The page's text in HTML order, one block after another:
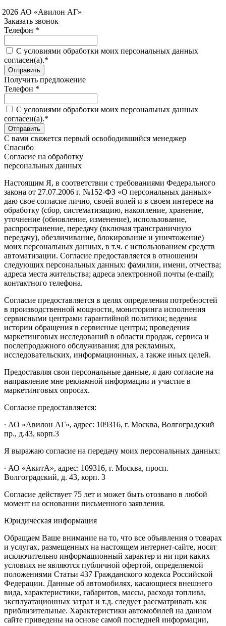
АО «Авилон АГ»
Заказать звонок
Телефон *
C условиями обработки моих персональных данных
согласен(а).*
Получить предложение
Телефон *
C условиями обработки моих персональных данных
согласен(а).*
С вами свяжется первый освободившийся менеджер
Спасибо
Согласие на обработку
персональных данных
Настоящим Я, в соответствии с требованиями Федерального
закона от 27.07.2006 г. №152-ФЗ «О персональных данных»
даю свое согласие лично, своей волей и в своем интересе на
обработку (сбор, систематизацию, накопление, хранение,
уточнение (обновление, изменение), использование,
распространение, передачу (включая трансграничную
передачу), обезличивание, блокирование и уничтожение)
моих персональных данных, в т.ч. с использованием средств
автоматизации. Согласие предоставляется в отношении
следующих персональных данных: фамилии, имени, отчества;
адреса места жительства; адреса электронной почты (e-mail);
контактного телефона.
Согласие предоставляется в целях определения потребностей
в производственной мощности, мониторинга исполнения
сервисными центрами гарантийной политики; ведения
истории обращения в сервисные центры; проведения
маркетинговых исследований в области продаж, сервиса и
послепродажного обслуживания; для рекламных,
исследовательских, информационных, а также иных целей.
Предоставляя свои персональные данные, я даю согласие на
направление мне рекламной информации и участие в
маркетинговых опросах.
Согласие предоставляется:
∙ АО «Авилон АГ», адрес: 109316, г. Москва, Волгоградский
пр., д.43, корп.3
Я выражаю согласие на передачу моих персональных данных:
∙ АО «АкитА», адрес: 109316, г. Москва, просп.
Волгоградский, д. 43, корп. 3
Согласие действует 75 лет и может быть отозвано в любой
момент на основании письменного заявления.
Юридическая информация
Обращаем Ваше внимание на то, что все объявления о товарах
и услугах, размещенных на настоящем интернет-сайте, носят
исключительно информационный характер и ни при каких
условиях не являются публичной офертой, определяемой
положениями Статьи 437 Гражданского кодекса Российской
Федерации. Данные об автомобилях, касающиеся внешнего
вида, характеристики, габаритов, массы, расхода топлива,
эксплуатационных затрат и т.д. следует рассматривать как
приблизительные. Характеристики автомобилей на данном
сайте приведены на основе самой последней информации,